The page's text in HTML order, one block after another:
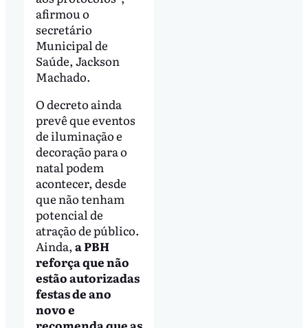
afirmou o
secretário
Municipal de
Saúde, Jackson
Machado.
O decreto ainda
prevê que eventos
de iluminação e
decoração para o
natal podem
acontecer, desde
que não tenham
potencial de
atração de público.
Ainda, a PBH
reforça que não
estão autorizadas
festas de ano
novo e